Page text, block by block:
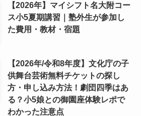
【2026年】マイシフト名大附コー
ス小5夏期講習｜塾外生が参加し
た費用・教材・宿題
【2026年/令和8年度】文化庁の子
供舞台芸術無料チケットの探し
方・申し込み方法！劇団四季はあ
る？小5娘との御園座体験レポで
わかった注意点